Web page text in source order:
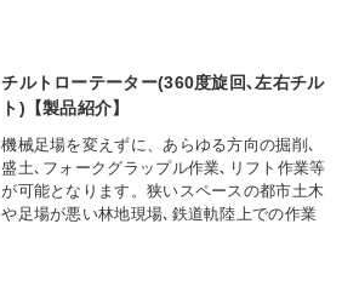
チルトローテーター(360度旋回､左右チル
ト)【製品紹介】
機械足場を変えずに、あらゆる方向の掘削､
盛土､フォークグラップル作業､リフト作業等
が可能となります。狭いスペースの都市土木
や足場が悪い林地現場､鉄道軌陸上での作業